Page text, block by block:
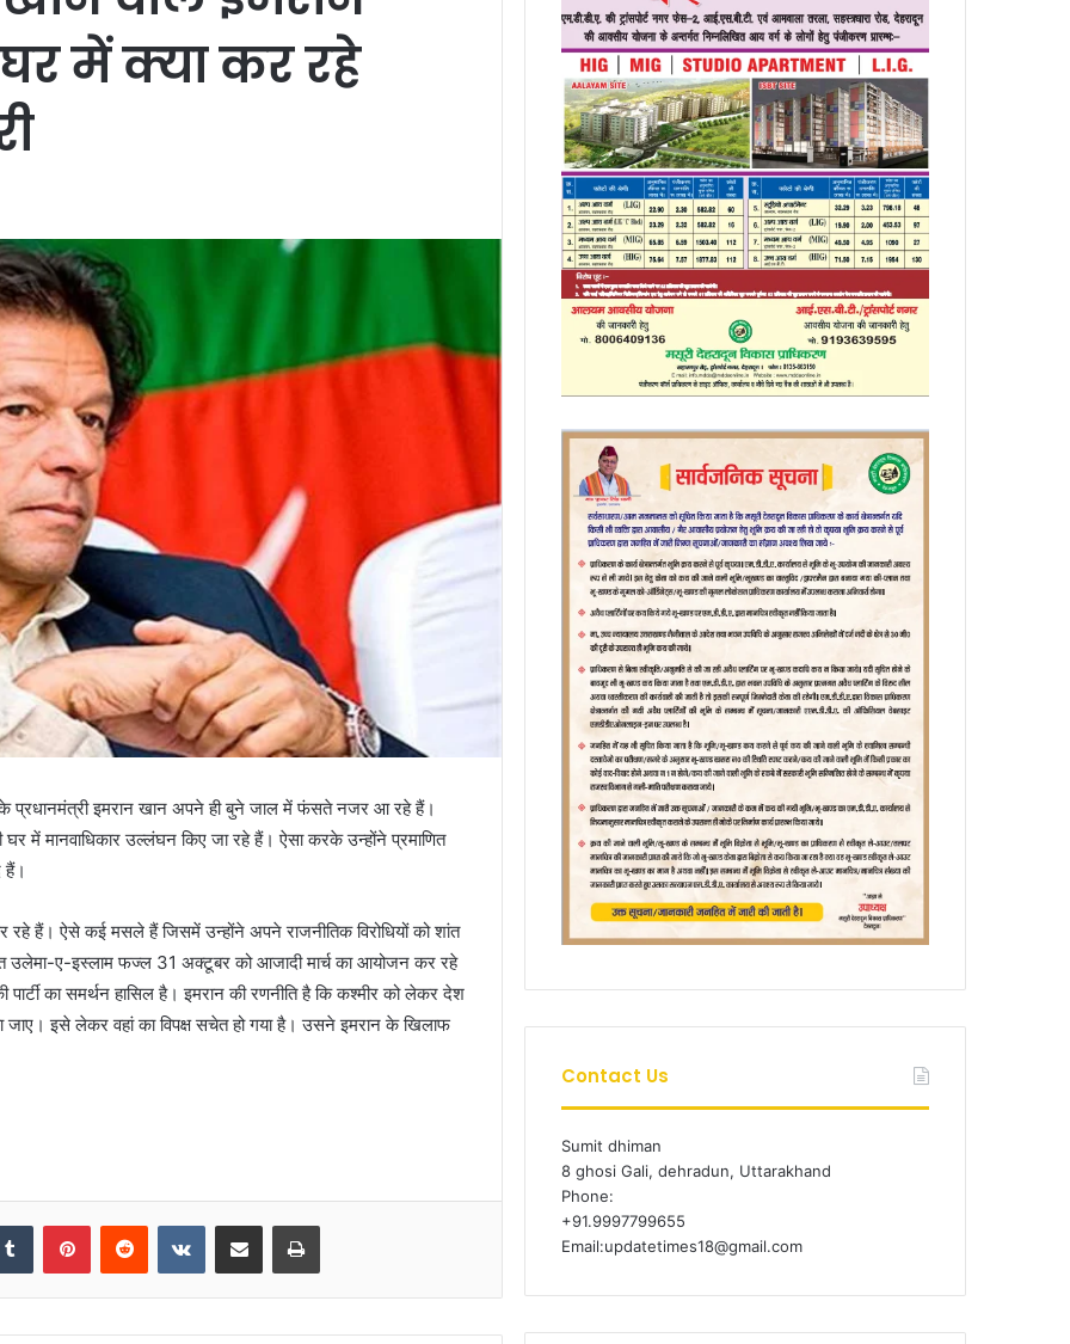
में क्‍या कर रहे
के प्रधानमंत्री इमरान खान अपने ही बुने जाल में फंसते नजर आ रहे हैं।
में मानवाधिकार उल्‍लंघन किए जा रहे हैं। ऐसा करके उन्‍होंने प्रमाणित
हैं।
रहे हैं। ऐसे कई मसले हैं जिसमें उन्‍होंने अपने राजनीतिक विरोधियों को शांत
उलेमा-ए-इस्‍लाम फज्‍ल 31 अक्‍टूबर को आजादी मार्च का आयोजन कर रहे
का समर्थन हासिल है। इमरान की रणनीति है कि कश्‍मीर को लेकर देश
इसे लेकर वहां का विपक्ष सचेत हो गया है। उसने इमरान के खिलाफ
Contact Us
Sumit dhiman
8 ghosi Gali, dehradun, Uttarakhand
Phone:
+91.9997799655
Email:updatetimes18@gmail.com